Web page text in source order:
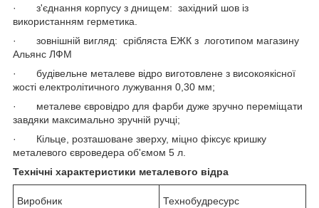
· з'єднання корпусу з днищем: західний шов із
використанням герметика.
· зовнішній вигляд: срібляста ЕЖК з логотипом магазину
Альянс ЛФМ
· будівельне металеве відро виготовлене з високоякісної
жості електролітичного лужування 0,30 мм;
· металеве євровідро для фарби дуже зручно переміщати
завдяки максимально зручній ручці;
· Кільце, розташоване зверху, міцно фіксує кришку
металевого євроведера об'ємом 5 л.
Технічні характеристики металевого відра
Виробник Технобудресурс